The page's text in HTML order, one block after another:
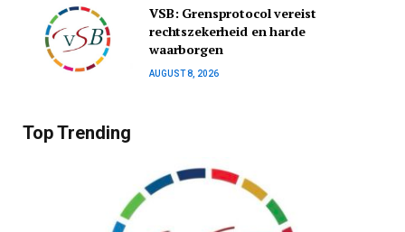
VSB: Grensprotocol vereist
rechtszekerheid en harde
waarborgen
AUGUST 8, 2026
Top Trending